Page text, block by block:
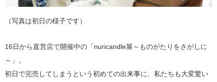
（写真は初日の様子です）
16日から直営店で開催中の「nuricandle展～ものがたりをさがしに
～」。
初日で完売してしまうという初めての出来事に、私たちも大変驚い